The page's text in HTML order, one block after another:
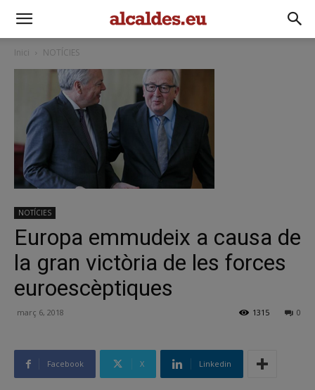
Inici NOTÍCIES
NOTÍCIES
Europa emmudeix a causa de
la gran victòria de les forces
euroescèptiques
març 6, 2018 0
1315
Facebook X Linkedin